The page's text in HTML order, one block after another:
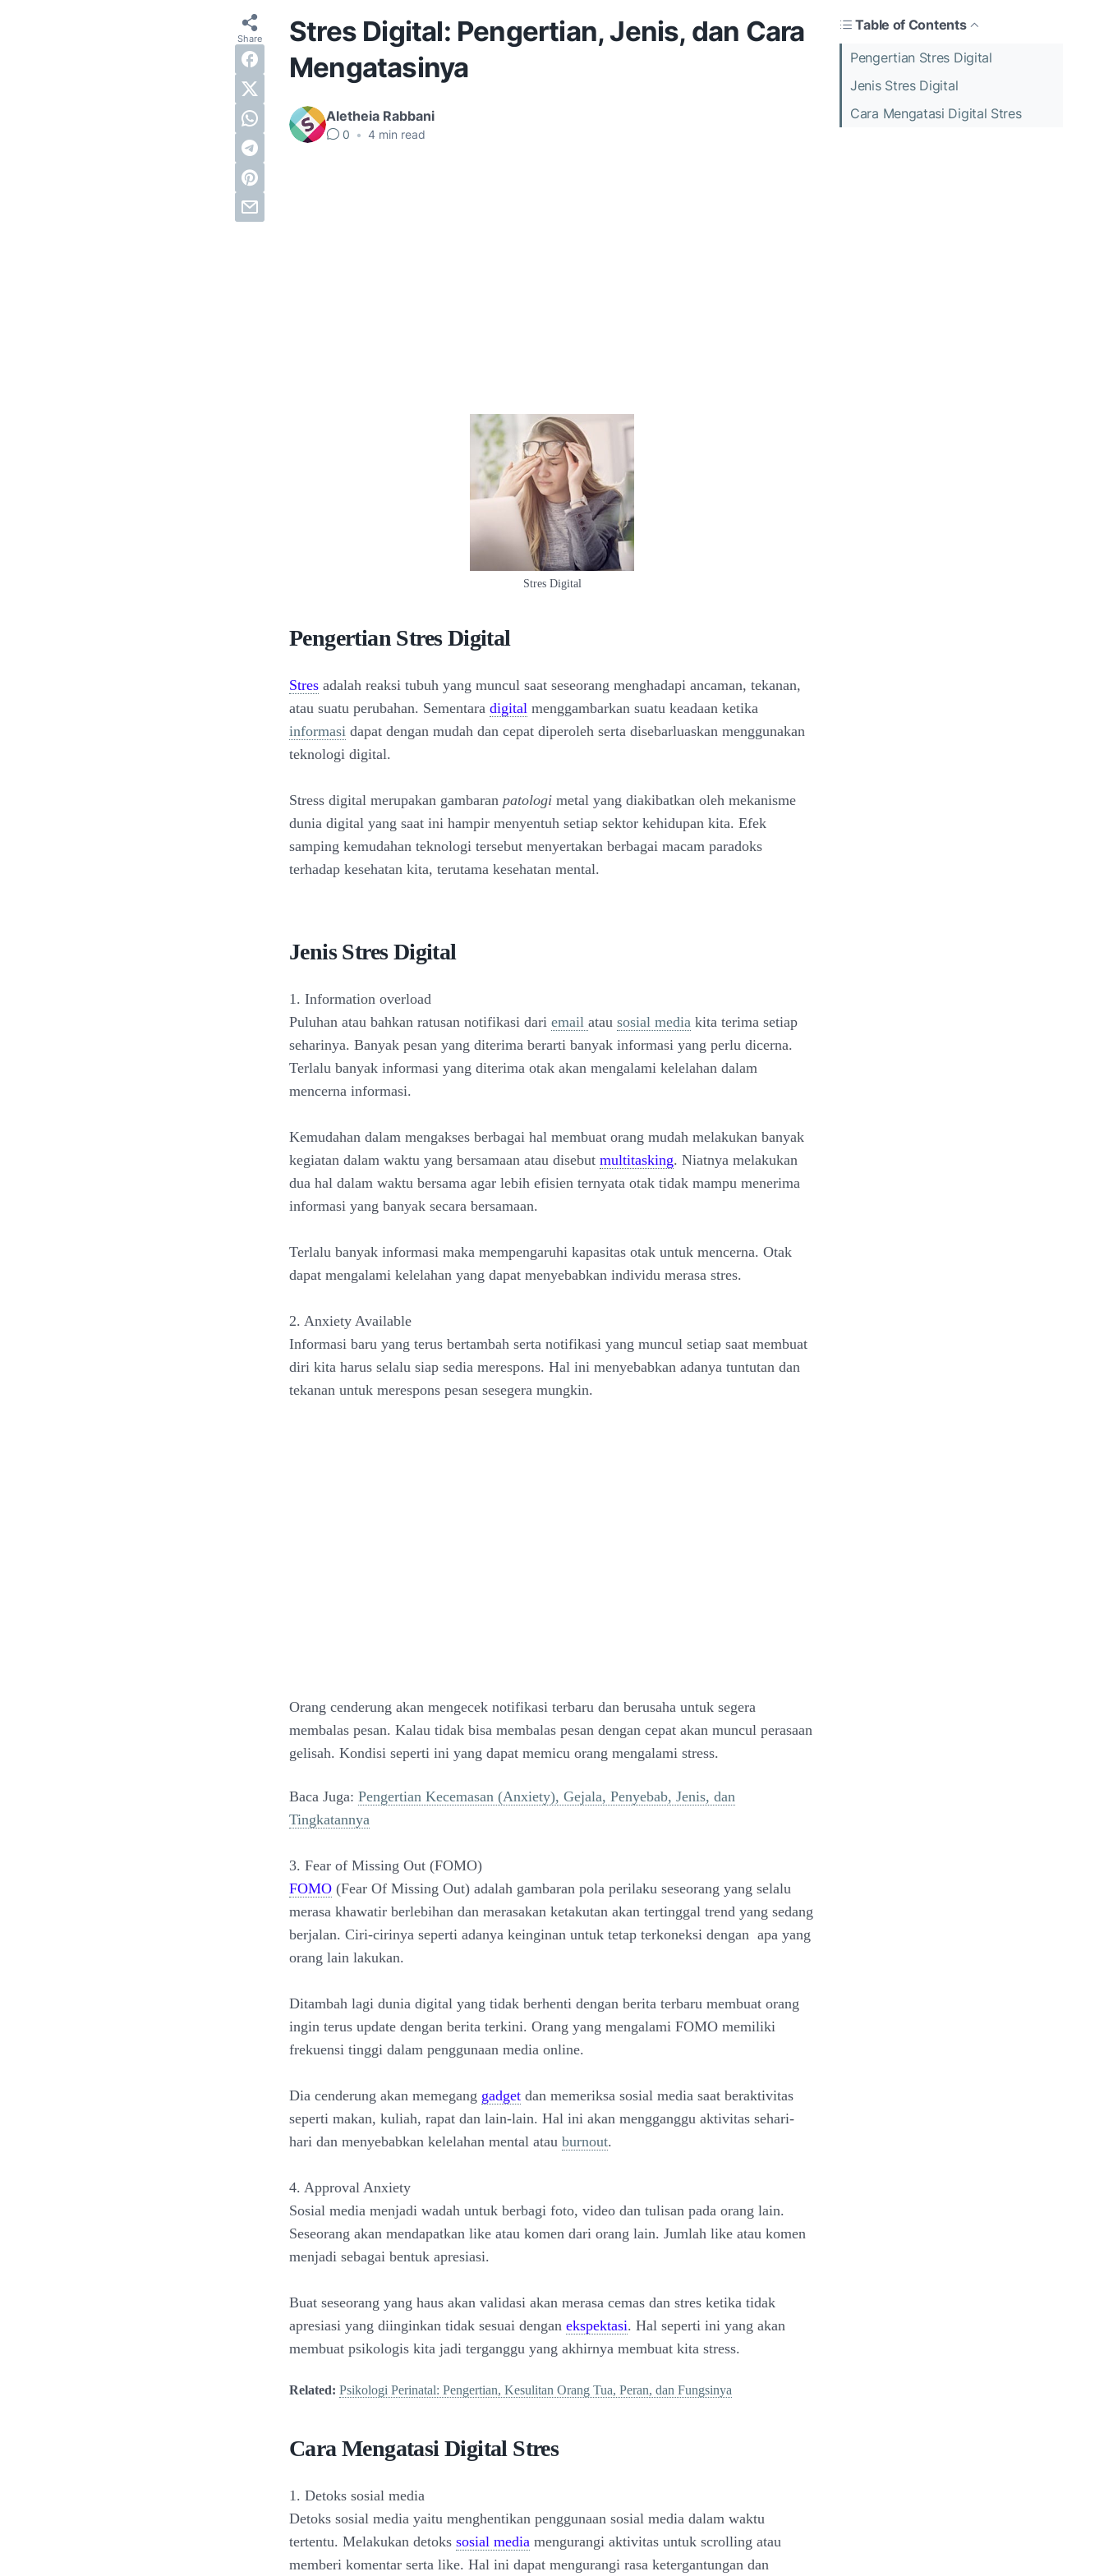
Stres Digital: Pengertian, Jenis, dan Cara
Mengatasinya
Aletheia Rabbani
0 • 4 min read
Table of Contents
Pengertian Stres Digital
Jenis Stres Digital
Cara Mengatasi Digital Stres
Stres Digital
Pengertian Stres Digital
Stres adalah reaksi tubuh yang muncul saat seseorang menghadapi ancaman, tekanan,
atau suatu perubahan. Sementara digital menggambarkan suatu keadaan ketika
informasi dapat dengan mudah dan cepat diperoleh serta disebarluaskan menggunakan
teknologi digital.
Stress digital merupakan gambaran patologi metal yang diakibatkan oleh mekanisme
dunia digital yang saat ini hampir menyentuh setiap sektor kehidupan kita. Efek
samping kemudahan teknologi tersebut menyertakan berbagai macam paradoks
terhadap kesehatan kita, terutama kesehatan mental.
Jenis Stres Digital
1. Information overload
Puluhan atau bahkan ratusan notifikasi dari email atau sosial media kita terima setiap
seharinya. Banyak pesan yang diterima berarti banyak informasi yang perlu dicerna.
Terlalu banyak informasi yang diterima otak akan mengalami kelelahan dalam
mencerna informasi.
Kemudahan dalam mengakses berbagai hal membuat orang mudah melakukan banyak
kegiatan dalam waktu yang bersamaan atau disebut multitasking. Niatnya melakukan
dua hal dalam waktu bersama agar lebih efisien ternyata otak tidak mampu menerima
informasi yang banyak secara bersamaan.
Terlalu banyak informasi maka mempengaruhi kapasitas otak untuk mencerna. Otak
dapat mengalami kelelahan yang dapat menyebabkan individu merasa stres.
2. Anxiety Available
Informasi baru yang terus bertambah serta notifikasi yang muncul setiap saat membuat
diri kita harus selalu siap sedia merespons. Hal ini menyebabkan adanya tuntutan dan
tekanan untuk merespons pesan sesegera mungkin.
Orang cenderung akan mengecek notifikasi terbaru dan berusaha untuk segera
membalas pesan. Kalau tidak bisa membalas pesan dengan cepat akan muncul perasaan
gelisah. Kondisi seperti ini yang dapat memicu orang mengalami stress.
Baca Juga: Pengertian Kecemasan (Anxiety), Gejala, Penyebab, Jenis, dan
Tingkatannya
3. Fear of Missing Out (FOMO)
FOMO (Fear Of Missing Out) adalah gambaran pola perilaku seseorang yang selalu
merasa khawatir berlebihan dan merasakan ketakutan akan tertinggal trend yang sedang
berjalan. Ciri-cirinya seperti adanya keinginan untuk tetap terkoneksi dengan apa yang
orang lain lakukan.
Ditambah lagi dunia digital yang tidak berhenti dengan berita terbaru membuat orang
ingin terus update dengan berita terkini. Orang yang mengalami FOMO memiliki
frekuensi tinggi dalam penggunaan media online.
Dia cenderung akan memegang gadget dan memeriksa sosial media saat beraktivitas
seperti makan, kuliah, rapat dan lain-lain. Hal ini akan mengganggu aktivitas sehari-
hari dan menyebabkan kelelahan mental atau burnout.
4. Approval Anxiety
Sosial media menjadi wadah untuk berbagi foto, video dan tulisan pada orang lain.
Seseorang akan mendapatkan like atau komen dari orang lain. Jumlah like atau komen
menjadi sebagai bentuk apresiasi.
Buat seseorang yang haus akan validasi akan merasa cemas dan stres ketika tidak
apresiasi yang diinginkan tidak sesuai dengan ekspektasi. Hal seperti ini yang akan
membuat psikologis kita jadi terganggu yang akhirnya membuat kita stress.
Related: Psikologi Perinatal: Pengertian, Kesulitan Orang Tua, Peran, dan Fungsinya
Cara Mengatasi Digital Stres
1. Detoks sosial media
Detoks sosial media yaitu menghentikan penggunaan sosial media dalam waktu
tertentu. Melakukan detoks sosial media mengurangi aktivitas untuk scrolling atau
memberi komentar serta like. Hal ini dapat mengurangi rasa ketergantungan dan